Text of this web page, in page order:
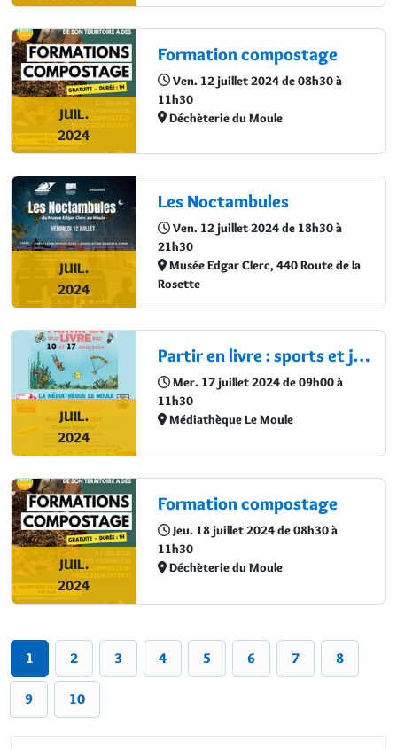
JUIL.
2024
Formation compostage
Ven. 12 juillet 2024 de 08h30 à
11h30
Déchèterie du Moule
JUIL.
2024
Les Noctambules
Ven. 12 juillet 2024 de 18h30 à
21h30
Musée Edgar Clerc, 440 Route de la
Rosette
JUIL.
2024
Partir en livre : sports et jeux
Mer. 17 juillet 2024 de 09h00 à
11h30
Médiathèque Le Moule
JUIL.
2024
Formation compostage
Jeu. 18 juillet 2024 de 08h30 à
11h30
Déchèterie du Moule
1 2 3 4 5 6 7 8
9 10